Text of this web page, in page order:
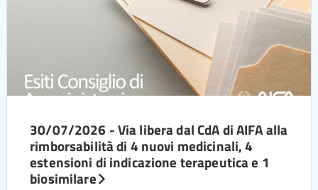
30/07/2026 - Via libera dal CdA di AIFA alla
rimborsabilità di 4 nuovi medicinali, 4
estensioni di indicazione terapeutica e 1
biosimilare